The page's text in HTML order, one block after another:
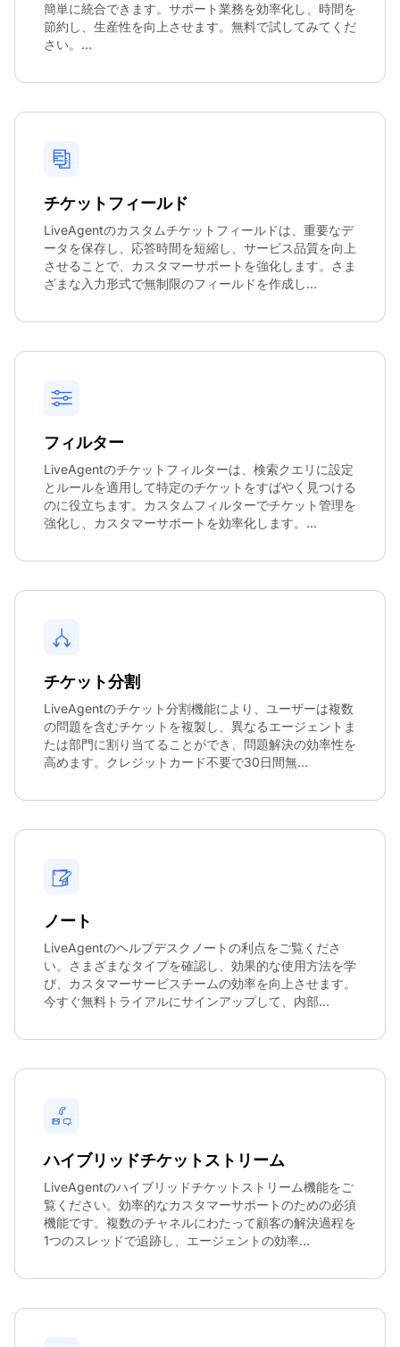
簡単に統合できます。サポート業務を効率化し、時間を
節約し、生産性を向上させます。無料で試してみてくだ
さい。...
チケットフィールド
LiveAgentのカスタムチケットフィールドは、重要なデ
ータを保存し、応答時間を短縮し、サービス品質を向上
させることで、カスタマーサポートを強化します。さま
ざまな入力形式で無制限のフィールドを作成し...
フィルター
LiveAgentのチケットフィルターは、検索クエリに設定
とルールを適用して特定のチケットをすばやく見つける
のに役立ちます。カスタムフィルターでチケット管理を
強化し、カスタマーサポートを効率化します。...
チケット分割
LiveAgentのチケット分割機能により、ユーザーは複数
の問題を含むチケットを複製し、異なるエージェントま
たは部門に割り当てることができ、問題解決の効率性を
高めます。クレジットカード不要で30日間無...
ノート
LiveAgentのヘルプデスクノートの利点をご覧くださ
い。さまざまなタイプを確認し、効果的な使用方法を学
び、カスタマーサービスチームの効率を向上させます。
今すぐ無料トライアルにサインアップして、内部...
ハイブリッドチケットストリーム
LiveAgentのハイブリッドチケットストリーム機能をご
覧ください。効率的なカスタマーサポートのための必須
機能です。複数のチャネルにわたって顧客の解決過程を
1つのスレッドで追跡し、エージェントの効率...